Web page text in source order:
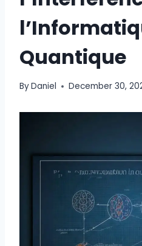
Quantique
ByDaniel December 30,